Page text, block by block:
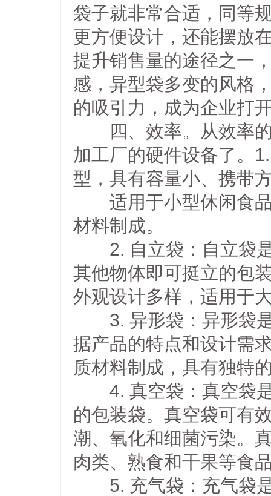
袋子就非常合适，同等
更方便设计，还能摆放
提升销售量的途径之一
感，异型袋多变的风格
的吸引力，成为企业打
四、效率。从效率的
加工厂的硬件设备了。
型，具有容量小、携带
适用于小型休闲食品
材料制成。
2. 自立袋：自立袋是
其他物体即可挺立的包
外观设计多样，适用于
3. 异形袋：异形袋是
据产品的特点和设计需
质材料制成，具有独特
4. 真空袋：真空袋是
的包装袋。真空袋可有
潮、氧化和细菌污染。
肉类、熟食和干果等食
5. 充气袋：充气袋是